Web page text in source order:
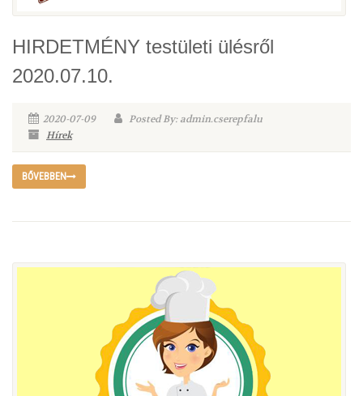
HIRDETMÉNY testületi ülésről
2020.07.10.
2020-07-09
Posted By: admin.cserepfalu
Hírek
BŐVEBBEN